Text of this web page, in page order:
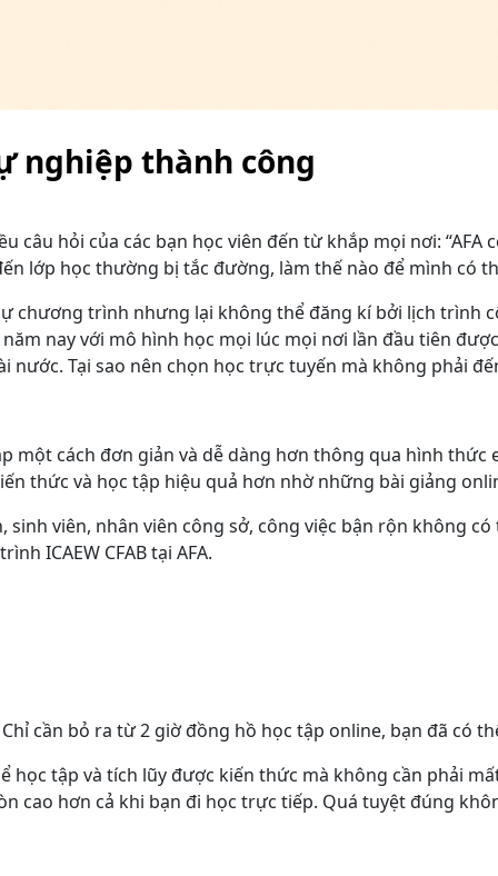
nghiệp thành công
câu hỏi của các bạn học viên đến từ khắp mọi nơi:
lớp học thường bị tắc đường, làm thế nào để mình có
chương trình nhưng lại không thể đăng kí bởi lịch
nay với mô hình học mọi lúc mọi nơi lần đầu tiên
Tại sao nên chọn học trực tuyến mà không phải
cách đơn giản và dễ dàng hơn thông qua hình
thức và học tập hiệu quả hơn nhờ những bài giảng
viên, nhân viên công sở, công việc bận rộn không
ICAEW CFAB tại AFA.
cần bỏ ra từ 2 giờ đồng hồ học tập online, bạn đã có
học tập và tích lũy được kiến thức mà không cần
cao hơn cả khi bạn đi học trực tiếp. Quá tuyệt đúng